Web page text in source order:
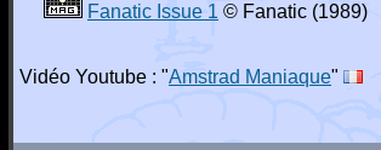
Fanatic Issue 1 © Fanatic (1989)
Vidéo Youtube : "Amstrad Maniaque"